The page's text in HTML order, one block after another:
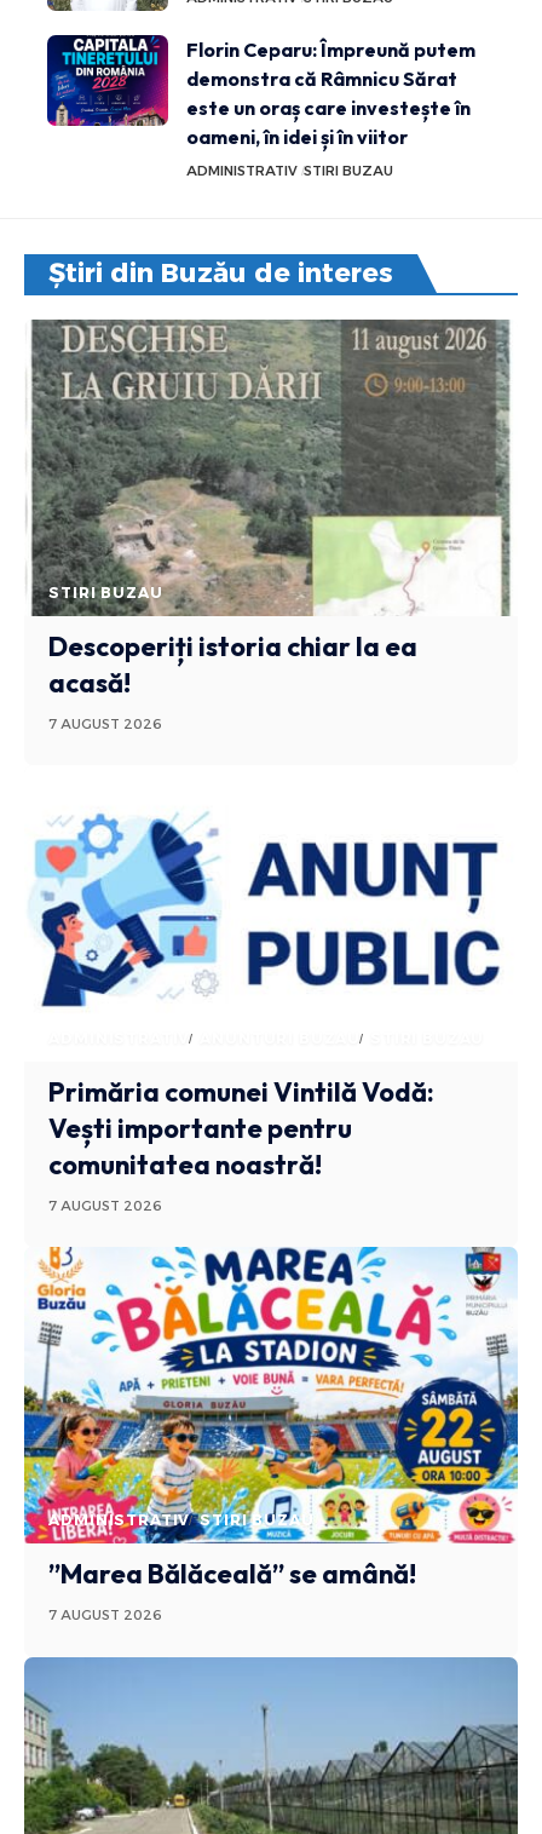
Florin Ceparu: Împreună putem
demonstra că Râmnicu Sărat
este un oraș care investește în
oameni, în idei și în viitor
ADMINISTRATIV STIRI BUZAU
Știri din Buzău de interes
STIRI BUZAU
Descoperiți istoria chiar la ea
acasă!
7 AUGUST 2026
ADMINISTRATIV ANUNTURI BUZAU
Primăria comunei Vintilă Vodă:
Vești importante pentru
comunitatea noastră!
7 AUGUST 2026
ADMINISTRATIV STIRI BUZAU
”Marea Bălăceală” se amână!
7 AUGUST 2026